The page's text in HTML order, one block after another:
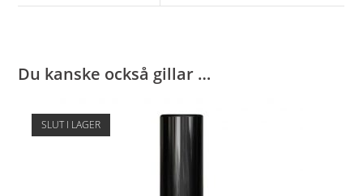
Du kanske också gillar …
SLUT I LAGER